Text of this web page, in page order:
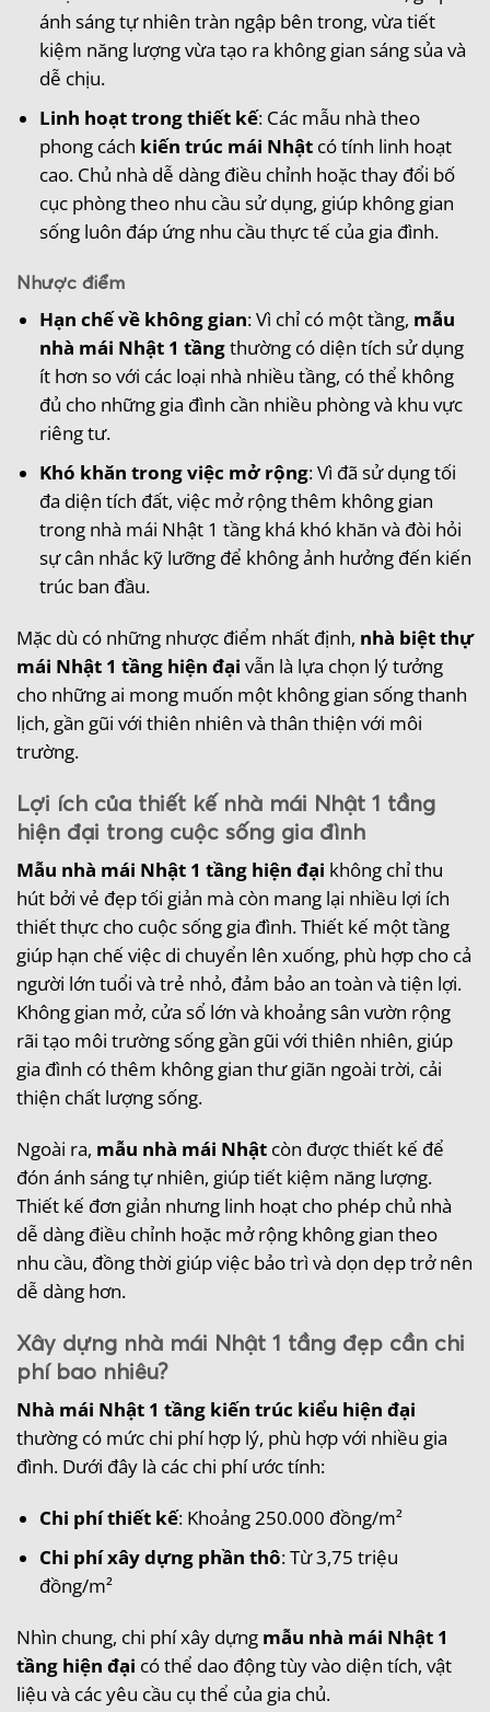
ánh sáng tự nhiên tràn ngập bên trong, vừa tiết
kiệm năng lượng vừa tạo ra không gian sáng sủa và
dễ chịu.
Linh hoạt trong thiết kế: Các mẫu nhà theo
phong cách kiến trúc mái Nhậtcó tính linh hoạt
cao. Chủ nhà dễ dàng điều chỉnh hoặc thay đổi bố
cục phòng theo nhu cầu sử dụng, giúp không gian
sống luôn đáp ứng nhu cầu thực tế của gia đình.
Nhược điểm
Hạn chế về không gian: Vì chỉ có một tầng, mẫu
nhà mái Nhật 1 tầngthường có diện tích sử dụng
ít hơn so với các loại nhà nhiều tầng, có thể không
đủ cho những gia đình cần nhiều phòng và khu vực
riêng tư.
Khó khăn trong việc mở rộng: Vì đã sử dụng tối
đa diện tích đất, việc mở rộng thêm không gian
trong nhà mái Nhật 1 tầng khá khó khăn và đòi hỏi
sự cân nhắc kỹ lưỡng để không ảnh hưởng đến kiến
trúc ban đầu.
Mặc dù có những nhược điểm nhất định, nhà biệt thự
mái Nhật 1 tầng hiện đại vẫn là lựa chọn lý tưởng
cho những ai mong muốn một không gian sống thanh
lịch, gần gũi với thiên nhiên và thân thiện với môi
trường.
Lợi ích của thiết kế nhà mái Nhật 1 tầng
hiện đại trong cuộc sống gia đình
Mẫu nhà mái Nhật 1 tầng hiện đại không chỉ thu
hút bởi vẻ đẹp tối giản mà còn mang lại nhiều lợi ích
thiết thực cho cuộc sống gia đình. Thiết kế một tầng
giúp hạn chế việc di chuyển lên xuống, phù hợp cho cả
người lớn tuổi và trẻ nhỏ, đảm bảo an toàn và tiện lợi.
Không gian mở, cửa sổ lớn và khoảng sân vườn rộng
rãi tạo môi trường sống gần gũi với thiên nhiên, giúp
gia đình có thêm không gian thư giãn ngoài trời, cải
thiện chất lượng sống.
Ngoài ra, mẫu nhà mái Nhật còn được thiết kế để
đón ánh sáng tự nhiên, giúp tiết kiệm năng lượng.
Thiết kế đơn giản nhưng linh hoạt cho phép chủ nhà
dễ dàng điều chỉnh hoặc mở rộng không gian theo
nhu cầu, đồng thời giúp việc bảo trì và dọn dẹp trở nên
dễ dàng hơn.
Xây dựng nhà mái Nhật 1 tầng đẹp cần chi
phí bao nhiêu?
Nhà mái Nhật 1 tầng kiến trúc kiểu hiện đại
thường có mức chi phí hợp lý, phù hợp với nhiều gia
đình. Dưới đây là các chi phí ước tính:
Chi phí thiết kế: Khoảng 250.000 đồng/m²
Chi phí xây dựng phần thô: Từ 3,75 triệu
đồng/m²
Nhìn chung, chi phí xây dựng mẫu nhà mái Nhật 1
tầng hiện đại có thể dao động tùy vào diện tích, vật
liệu và các yêu cầu cụ thể của gia chủ.